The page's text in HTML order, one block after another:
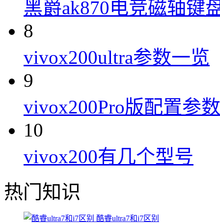
黑爵ak870电竞磁轴键
8
vivox200ultra参数一览
9
vivox200Pro版配置参数
10
vivox200有几个型号
热门知识
酷睿ultra7和i7区别